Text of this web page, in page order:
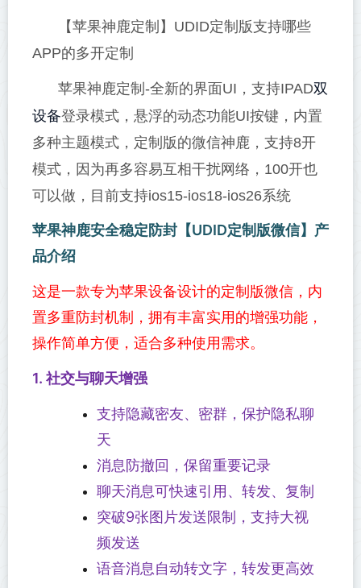
【苹果神鹿定制】UDID定制版支持哪些
APP的多开定制
苹果神鹿定制-全新的界面UI，支持IPAD双
设备登录模式，悬浮的动态功能UI按键，内置
多种主题模式，定制版的微信神鹿，支持8开
模式，因为再多容易互相干扰网络，100开也
可以做，目前支持ios15-ios18-ios26系统
苹果神鹿安全稳定防封【UDID定制版微信】产
品介绍
这是一款专为苹果设备设计的定制版微信，内
置多重防封机制，拥有丰富实用的增强功能，
操作简单方便，适合多种使用需求。
1. 社交与聊天增强
支持隐藏密友、密群，保护隐私聊
天
消息防撤回，保留重要记录
聊天消息可快速引用、转发、复制
突破9张图片发送限制，支持大视
频发送
语音消息自动转文字，转发更高效